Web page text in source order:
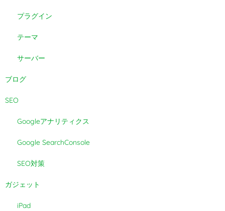
プラグイン
テーマ
サーバー
ブログ
SEO
Googleアナリティクス
Google SearchConsole
SEO対策
ガジェット
iPad